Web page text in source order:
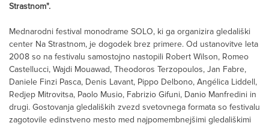
Strastnom".
Mednarodni festival monodrame SOLO, ki ga organizira gledališki
center Na Strastnom, je dogodek brez primere. Od ustanovitve leta
2008 so na festivalu samostojno nastopili Robert Wilson, Romeo
Castellucci, Wajdi Mouawad, Theodoros Terzopoulos, Jan Fabre,
Daniele Finzi Pasca, Denis Lavant, Pippo Delbono, Angélica Liddell,
Redjep Mitrovitsa, Paolo Musio, Fabrizio Gifuni, Danio Manfredini in
drugi. Gostovanja gledaliških zvezd svetovnega formata so festivalu
zagotovile edinstveno mesto med najpomembnejšimi gledališkimi